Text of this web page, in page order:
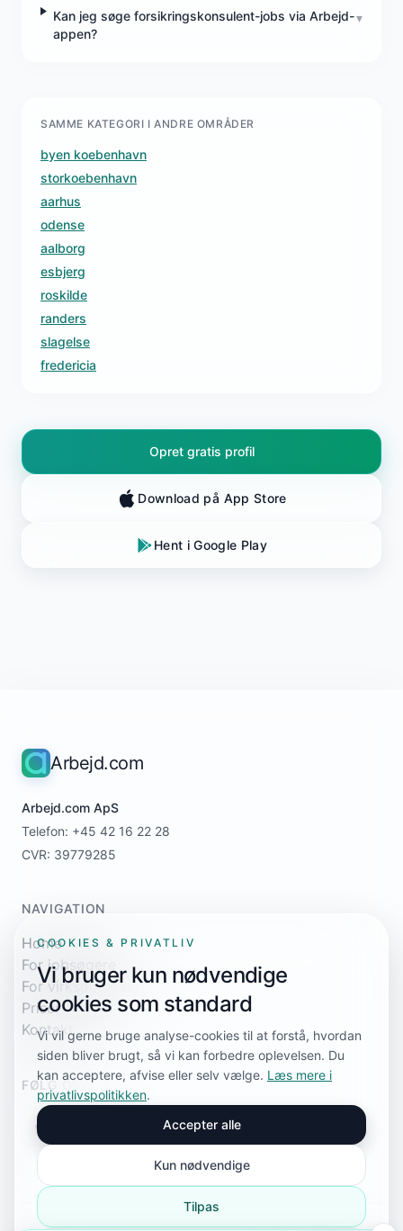
Kan jeg søge forsikringskonsulent-jobs via Arbejd-
appen?
▾
SAMME KATEGORI I ANDRE OMRÅDER
byen koebenhavn
storkoebenhavn
aarhus
odense
aalborg
esbjerg
roskilde
randers
slagelse
fredericia
Opret gratis profil
Download på App Store
Hent i Google Play
Arbejd.com
Arbejd.com ApS
Telefon: +45 42 16 22 28
CVR: 39779285
NAVIGATION
Home
For jobsøgere
For virksomheder
Priser
Kontakt
FØLG OS
COOKIES & PRIVATLIV
Vi bruger kun nødvendige
cookies som standard
Vi vil gerne bruge analyse-cookies til at forstå, hvordan
siden bliver brugt, så vi kan forbedre oplevelsen. Du
kan acceptere, afvise eller selv vælge. Læs mere i
privatlivspolitikken.
Accepter alle
Kun nødvendige
Tilpas